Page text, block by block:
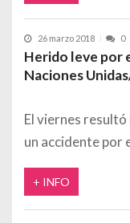
26 marzo 2018 0
Herido leve por
Naciones
El viernes
un accidente por
+ INFO